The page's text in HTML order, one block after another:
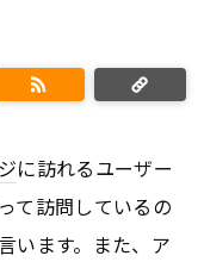
に訪れるユーザー
て訪問しているの
います。また、ア